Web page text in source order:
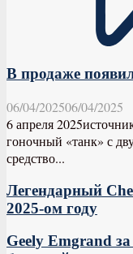
В продаже
06/04/202506/04/2025
6 апреля
гоночный «танк» с
средство...
Легендарный
2025-ом году
Geely Emgrand